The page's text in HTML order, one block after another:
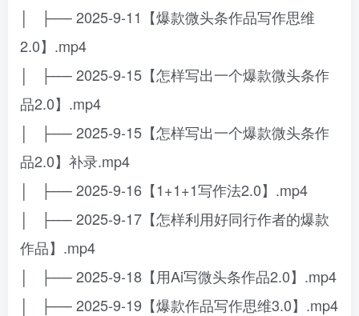
│ ├── 2025-9-11【爆款微头条作品写作思维
2.0】.mp4
│ ├── 2025-9-15【怎样写出一个爆款微头条作
品2.0】.mp4
│ ├── 2025-9-15【怎样写出一个爆款微头条作
品2.0】补录.mp4
│ ├── 2025-9-16【1+1+1写作法2.0】.mp4
│ ├── 2025-9-17【怎样利用好同行作者的爆款
作品】.mp4
│ ├── 2025-9-18【用Ai写微头条作品2.0】.mp4
│ ├── 2025-9-19【爆款作品写作思维3.0】.mp4